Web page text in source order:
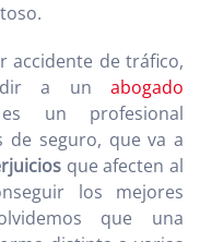
accidente de tráfico,
a un abogado
un profesional
de seguro, que va a
que afecten al
los mejores
que una